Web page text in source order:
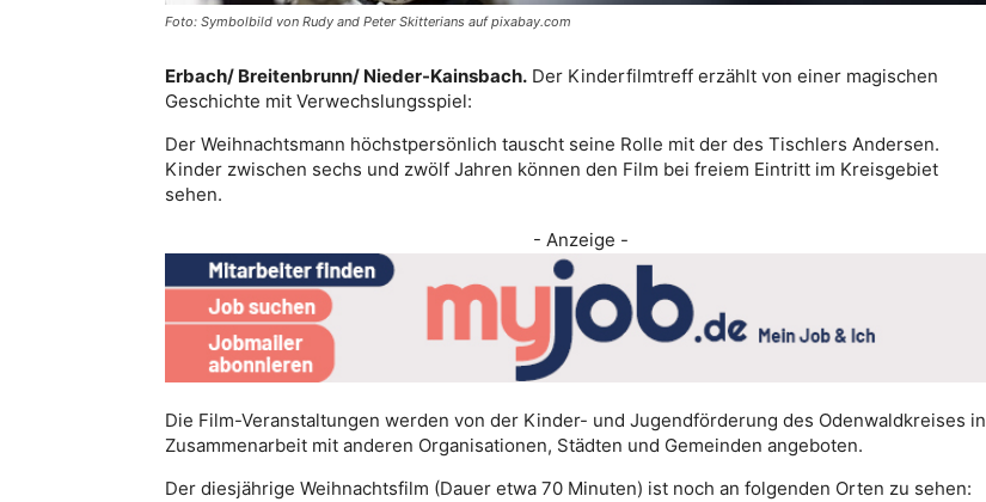
Foto: Symbolbild von Rudy and Peter Skitterians auf pixabay.com
Erbach/ Breitenbrunn/ Nieder-Kainsbach. Der Kinderfilmtreff erzählt von einer magischen
Geschichte mit Verwechslungsspiel:
Der Weihnachtsmann höchstpersönlich tauscht seine Rolle mit der des Tischlers Andersen.
Kinder zwischen sechs und zwölf Jahren können den Film bei freiem Eintritt im Kreisgebiet
sehen.
- Anzeige -
Die Film-Veranstaltungen werden von der Kinder- und Jugendförderung des Odenwaldkreises in
Zusammenarbeit mit anderen Organisationen, Städten und Gemeinden angeboten.
Der diesjährige Weihnachtsfilm (Dauer etwa 70 Minuten) ist noch an folgenden Orten zu sehen: